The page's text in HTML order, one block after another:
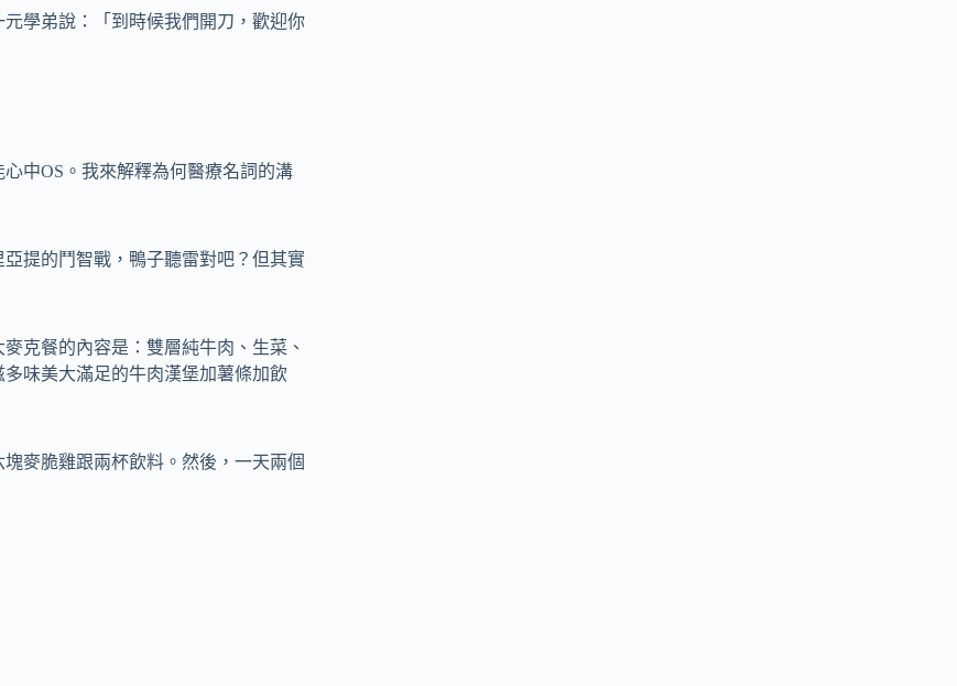
學弟說：「到時候我們開刀，歡迎你
中OS。我來解釋為何醫療名詞的溝
提的鬥智戰，鴨子聽雷對吧？但其實
克餐的內容是：雙層純牛肉、生菜、
味美大滿足的牛肉漢堡加薯條加飲
麥脆雞跟兩杯飲料。然後，一天兩個